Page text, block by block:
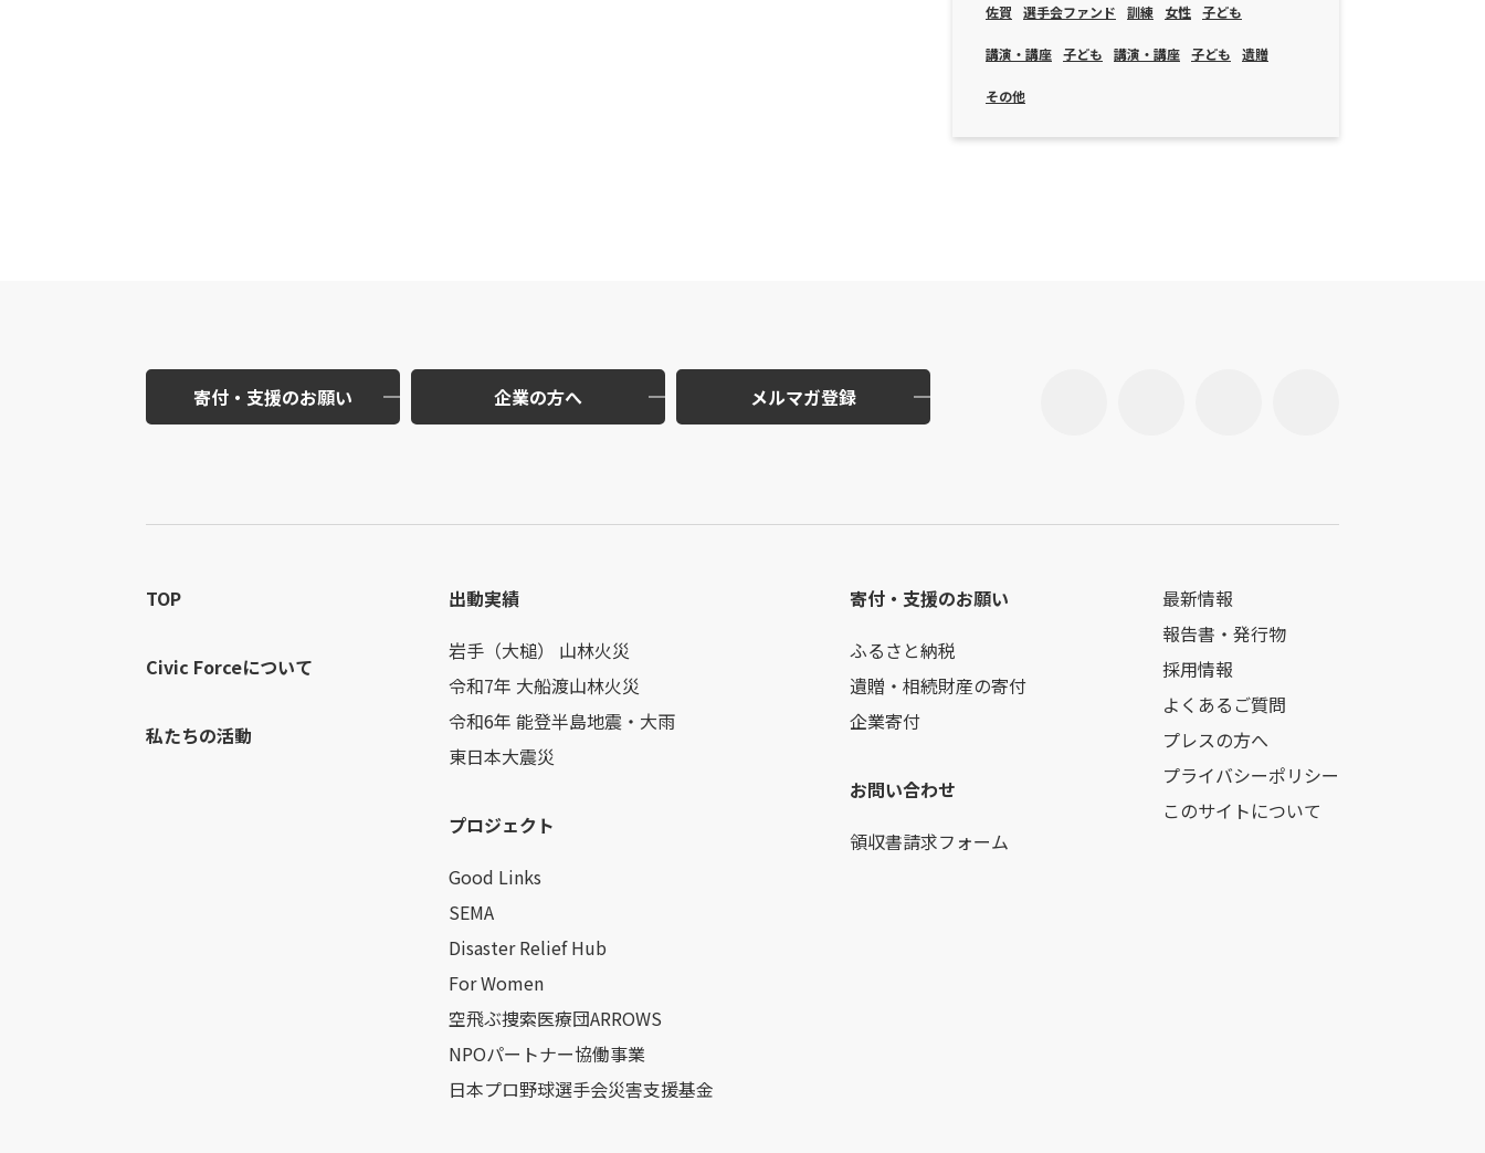
佐賀 選手会ファンド 訓練 女性 子ども
講演・講座 子ども 講演・講座 子ども 遺贈
その他
寄付・支援のお願い 企業の方へ メルマガ登録
TOP
Civic Forceについて
私たちの活動
出動実績
岩手（大槌） 山林火災
令和7年 大船渡山林火災
令和6年 能登半島地震・大雨
東日本大震災
プロジェクト
Good Links
SEMA
Disaster Relief Hub
For Women
空飛ぶ捜索医療団ARROWS
NPOパートナー協働事業
日本プロ野球選手会災害支援基金
寄付・支援のお願い
ふるさと納税
遺贈・相続財産の寄付
企業寄付
お問い合わせ
領収書請求フォーム
最新情報
報告書・発行物
採用情報
よくあるご質問
プレスの方へ
プライバシーポリシー
このサイトについて